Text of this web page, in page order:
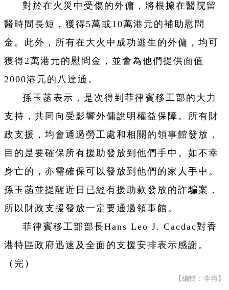
對於在火災中受傷的外傭，將根據在醫院留
醫時間長短，獲得5萬或10萬港元的補助慰問
金。此外，所有在大火中成功逃生的外傭，均可
獲得2萬港元的慰問金，並會為他們提供面值
2000港元的八達通。
孫玉菡表示，是次得到菲律賓移工部的大力
支持，共同向受影響外傭說明權益保障。所有財
政支援，均會通過勞工處和相關的領事館發放，
目的是要確保所有援助發放到他們手中。如不幸
身亡的，亦需確保可以發放到他們的家人手中。
孫玉菡並提醒近日已經有援助款發放的詐騙案，
所以財政支援發放一定要通過領事館。
菲律賓移工部部長Hans Leo J. Cacdac對香
港特區政府迅速及全面的支援安排表示感謝。
（完）
【編輯：李冉】